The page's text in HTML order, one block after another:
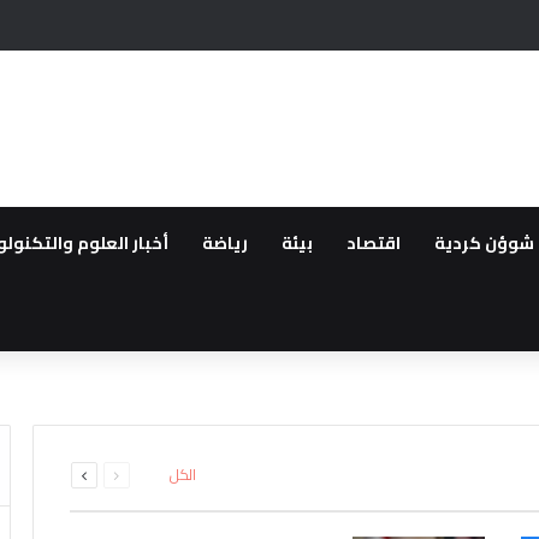
مرشح المعارضة التركية
شوؤن كردية اقتصاد بيئة رياضة أخبار العلوم
حمص وبانياس بسبب
تركيا تقيد حركة السفن
وإصابة اثنين آخرين
الكل الصفحةالصفحة